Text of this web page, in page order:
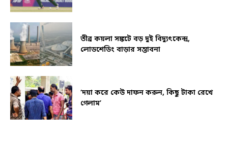
তীব্র কয়লা সঙ্কটে বড় দুই বিদ্যুৎকেন্দ্র,
লোডশেডিং বাড়ার সম্ভাবনা
‘দয়া করে কেউ দাফন করুন, কিছু টাকা রেখে
গেলাম’